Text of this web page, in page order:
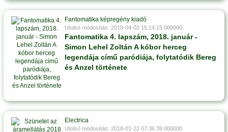
Fantomatika képregény kiadó
Utolsó módosítás: 2018-04-02 15:14:15.000000
Fantomatika 4. lapszám, 2018. január -
Simon Lehel Zoltán A kóbor herceg
legendája című paródiája, folytatódik Bereg
és Anzel története
Electrica
Utolsó módosítás: 2018-01-22 07:36:39.000000